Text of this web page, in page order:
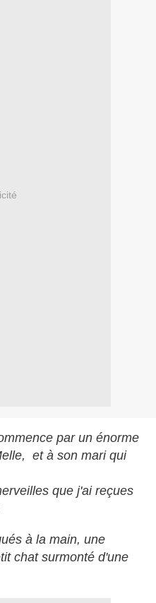
par un énorme
et à son mari qui
que j'ai reçues
à la main, une
chat surmonté d'une